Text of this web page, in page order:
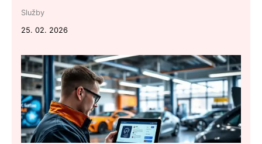
Služby
25. 02. 2026